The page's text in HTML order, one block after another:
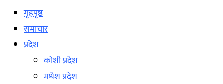
गृहपृष्ठ
समाचार
प्रदेश
कोशी प्रदेश
मधेश प्रदेश